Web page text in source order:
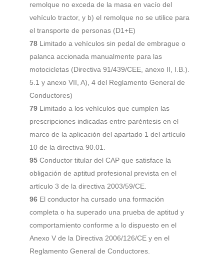
remolque no exceda de la masa en vacío del
vehículo tractor, y b) el remolque no se utilice para
el transporte de personas (D1+E)
78 Limitado a vehículos sin pedal de embrague o
palanca accionada manualmente para las
motocicletas (Directiva 91/439/CEE, anexo II, I.B.).
5.1 y anexo VII, A), 4 del Reglamento General de
Conductores)
79 Limitado a los vehículos que cumplen las
prescripciones indicadas entre paréntesis en el
marco de la aplicación del apartado 1 del artículo
10 de la directiva 90.01.
95 Conductor titular del CAP que satisface la
obligación de aptitud profesional prevista en el
artículo 3 de la directiva 2003/59/CE.
96 El conductor ha cursado una formación
completa o ha superado una prueba de aptitud y
comportamiento conforme a lo dispuesto en el
Anexo V de la Directiva 2006/126/CE y en el
Reglamento General de Conductores.